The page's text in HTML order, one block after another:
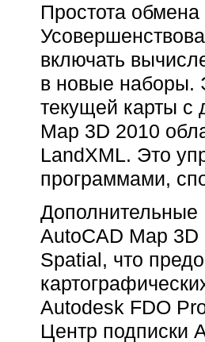
Простота
включать
в новые наборы.
текущей карты с
Map 3D 2010
LandXML. Это
программами,
AutoCAD Map 3D
Spatial, что
Autodesk FDO
Центр подписки